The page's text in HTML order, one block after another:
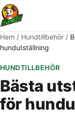
Hem / Hundtillbehör /
hundutställning
HUNDTILLBEHÖR
Bästa
för